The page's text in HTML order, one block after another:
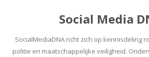
Social Media
SocialMediaDNA richt zich op kennisdeling
politie en maatschappelijke veiligheid.